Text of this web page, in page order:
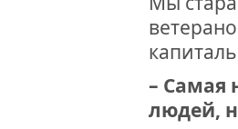
– Самая
людей,